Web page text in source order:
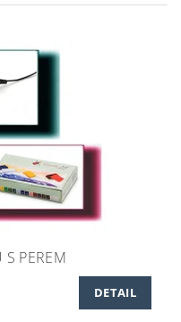
PEREM
DETAIL